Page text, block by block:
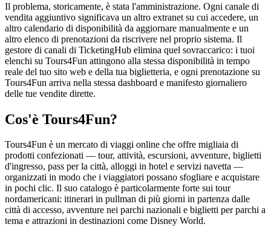
Il problema, storicamente, è stata l'amministrazione. Ogni canale di
vendita aggiuntivo significava un altro extranet su cui accedere, un
altro calendario di disponibilità da aggiornare manualmente e un
altro elenco di prenotazioni da riscrivere nel proprio sistema. Il
gestore di canali di TicketingHub elimina quel sovraccarico: i tuoi
elenchi su Tours4Fun attingono alla stessa disponibilità in tempo
reale del tuo sito web e della tua biglietteria, e ogni prenotazione su
Tours4Fun arriva nella stessa dashboard e manifesto giornaliero
delle tue vendite dirette.
Cos'è Tours4Fun?
Tours4Fun è un mercato di viaggi online che offre migliaia di
prodotti confezionati — tour, attività, escursioni, avventure, biglietti
d'ingresso, pass per la città, alloggi in hotel e servizi navetta —
organizzati in modo che i viaggiatori possano sfogliare e acquistare
in pochi clic. Il suo catalogo è particolarmente forte sui tour
nordamericani: itinerari in pullman di più giorni in partenza dalle
città di accesso, avventure nei parchi nazionali e biglietti per parchi a
tema e attrazioni in destinazioni come Disney World.